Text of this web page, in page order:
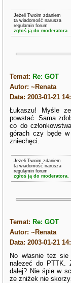
Jeżeli Twoim zdaniem
ta wiadomość narusza
regulamin forum
zgłoś ją do moderatora.
Temat: Re: GOT
Autor: ~Renata
Data: 2003-01-21
Łukaszu! Myśle
powstać. Sama
co do
górach czy będe
zniechęci.
Jeżeli Twoim zdaniem
ta wiadomość narusza
regulamin forum
zgłoś ją do moderatora.
Temat: Re: GOT
Autor: ~Renata
Data: 2003-01-21
No własnie tez
nalezeć do PTTK.
dalej? Nie śpie w
ze zniżek nie